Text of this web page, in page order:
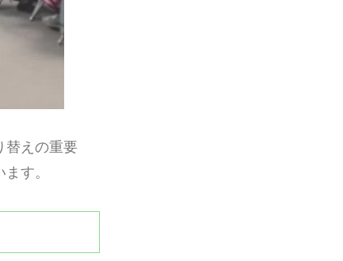
替えの重要
す。